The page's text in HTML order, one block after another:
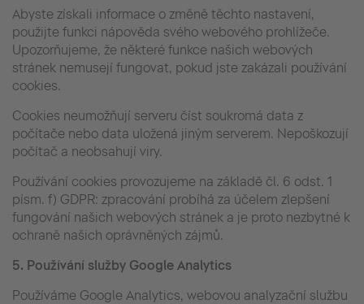
Abyste získali informace o změně těchto nastavení,
použijte funkci nápověda svého webového prohlížeče.
Upozorňujeme, že některé funkce našich webových
stránek nemusejí fungovat, pokud jste zakázali používání
cookies.
Cookies neumožňují serveru číst soukromá data z
počítače nebo data uložená jiným serverem. Nepoškozují
počítač a neobsahují viry.
Používání cookies provozujeme na základě čl. 6 odst. 1
písm. f) GDPR: zpracování probíhá za účelem zlepšení
fungování našich webových stránek a je proto nezbytné k
ochraně našich oprávněných zájmů.
5. Používání služby Google Analytics
Používáme Google Analytics, webovou analyzační službu